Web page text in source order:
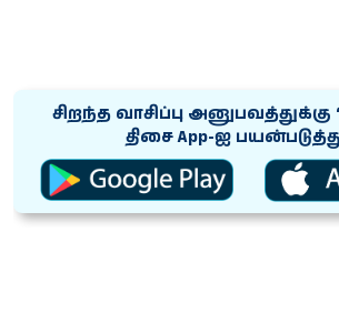
சிறந்த வாசிப்பு அனுபவத்துக்கு
திசை App-ஐ